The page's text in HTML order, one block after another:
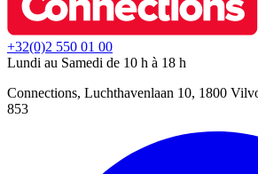
+32(0)2 550 01 00
Lundi au Samedi de 10 h à 18 h
Connections, Luchthavenlaan 10, 1800
853